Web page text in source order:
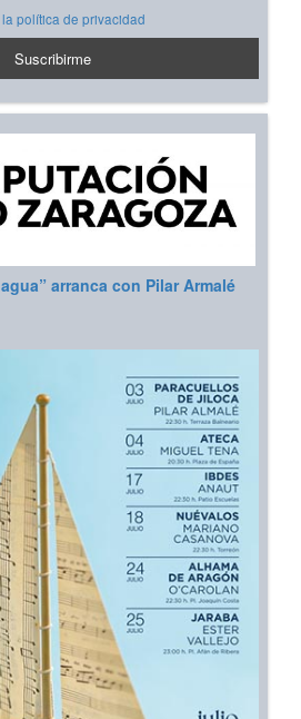
política de privacidad
arranca con Pilar Armalé